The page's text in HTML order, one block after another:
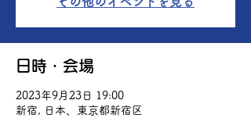
日時・会場
2023年9月23日 19:00
新宿, 日本、東京都新宿区